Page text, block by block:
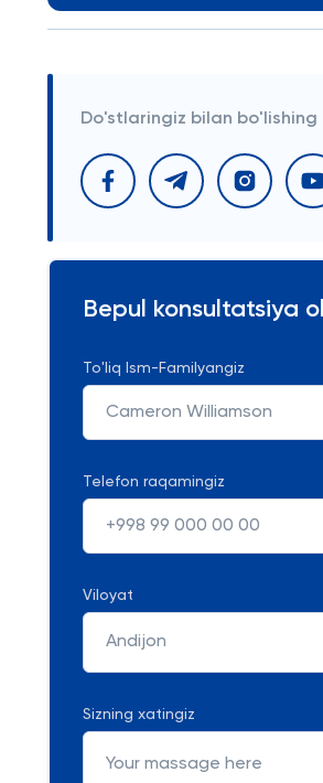
Do'stlaringiz bilan bo'lishing
Bepul konsultatsiya
To'liq Ism-Familyangiz
Telefon raqamingiz
Viloyat
Andijon
Sizning xatingiz